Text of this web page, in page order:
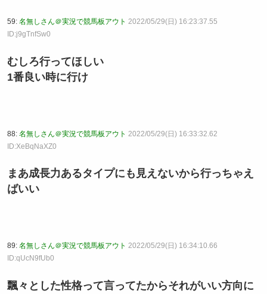
59: 名無しさん＠実況で競馬板アウト 2022/05/29(日) 16:23:37.55
ID:j9gTnfSw0
むしろ行ってほしい
1番良い時に行け
88: 名無しさん＠実況で競馬板アウト 2022/05/29(日) 16:33:32.62
ID:XeBqNaXZ0
まあ成長力あるタイプにも見えないから行っちゃえ
ばいい
89: 名無しさん＠実況で競馬板アウト 2022/05/29(日) 16:34:10.66
ID:qUcN9fUb0
飄々とした性格って言ってたからそれがいい方向に